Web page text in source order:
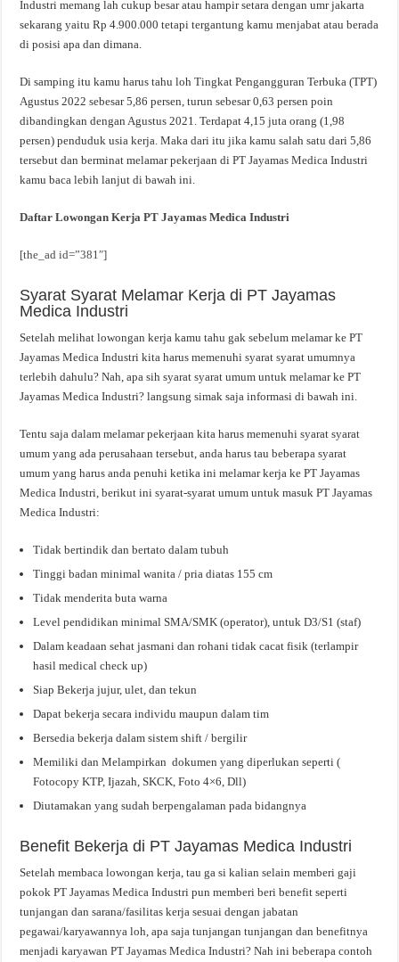
Industri memang lah cukup besar atau hampir setara dengan umr jakarta
sekarang yaitu Rp 4.900.000 tetapi tergantung kamu menjabat atau berada
di posisi apa dan dimana.
Di samping itu kamu harus tahu loh Tingkat Pengangguran Terbuka (TPT)
Agustus 2022 sebesar 5,86 persen, turun sebesar 0,63 persen poin
dibandingkan dengan Agustus 2021. Terdapat 4,15 juta orang (1,98
persen) penduduk usia kerja. Maka dari itu jika kamu salah satu dari 5,86
tersebut dan berminat melamar pekerjaan di PT Jayamas Medica Industri
kamu baca lebih lanjut di bawah ini.
Daftar Lowongan Kerja PT Jayamas Medica Industri
[the_ad id=”381″]
Syarat Syarat Melamar Kerja di PT Jayamas
Medica Industri
Setelah melihat lowongan kerja kamu tahu gak sebelum melamar ke PT
Jayamas Medica Industri kita harus memenuhi syarat syarat umumnya
terlebih dahulu? Nah, apa sih syarat syarat umum untuk melamar ke PT
Jayamas Medica Industri? langsung simak saja informasi di bawah ini.
Tentu saja dalam melamar pekerjaan kita harus memenuhi syarat syarat
umum yang ada perusahaan tersebut, anda harus tau beberapa syarat
umum yang harus anda penuhi ketika ini melamar kerja ke PT Jayamas
Medica Industri, berikut ini syarat-syarat umum untuk masuk PT Jayamas
Medica Industri:
Tidak bertindik dan bertato dalam tubuh
Tinggi badan minimal wanita / pria diatas 155 cm
Tidak menderita buta warna
Level pendidikan minimal SMA/SMK (operator), untuk D3/S1 (staf)
Dalam keadaan sehat jasmani dan rohani tidak cacat fisik (terlampir
hasil medical check up)
Siap Bekerja jujur, ulet, dan tekun
Dapat bekerja secara individu maupun dalam tim
Bersedia bekerja dalam sistem shift / bergilir
Memiliki dan Melampirkan dokumen yang diperlukan seperti (
Fotocopy KTP, Ijazah, SKCK, Foto 4×6, Dll)
Diutamakan yang sudah berpengalaman pada bidangnya
Benefit Bekerja di PT Jayamas Medica Industri
Setelah membaca lowongan kerja, tau ga si kalian selain memberi gaji
pokok PT Jayamas Medica Industri pun memberi beri benefit seperti
tunjangan dan sarana/fasilitas kerja sesuai dengan jabatan
pegawai/karyawannya loh, apa saja tunjangan tunjangan dan benefitnya
menjadi karyawan PT Jayamas Medica Industri? Nah ini beberapa contoh